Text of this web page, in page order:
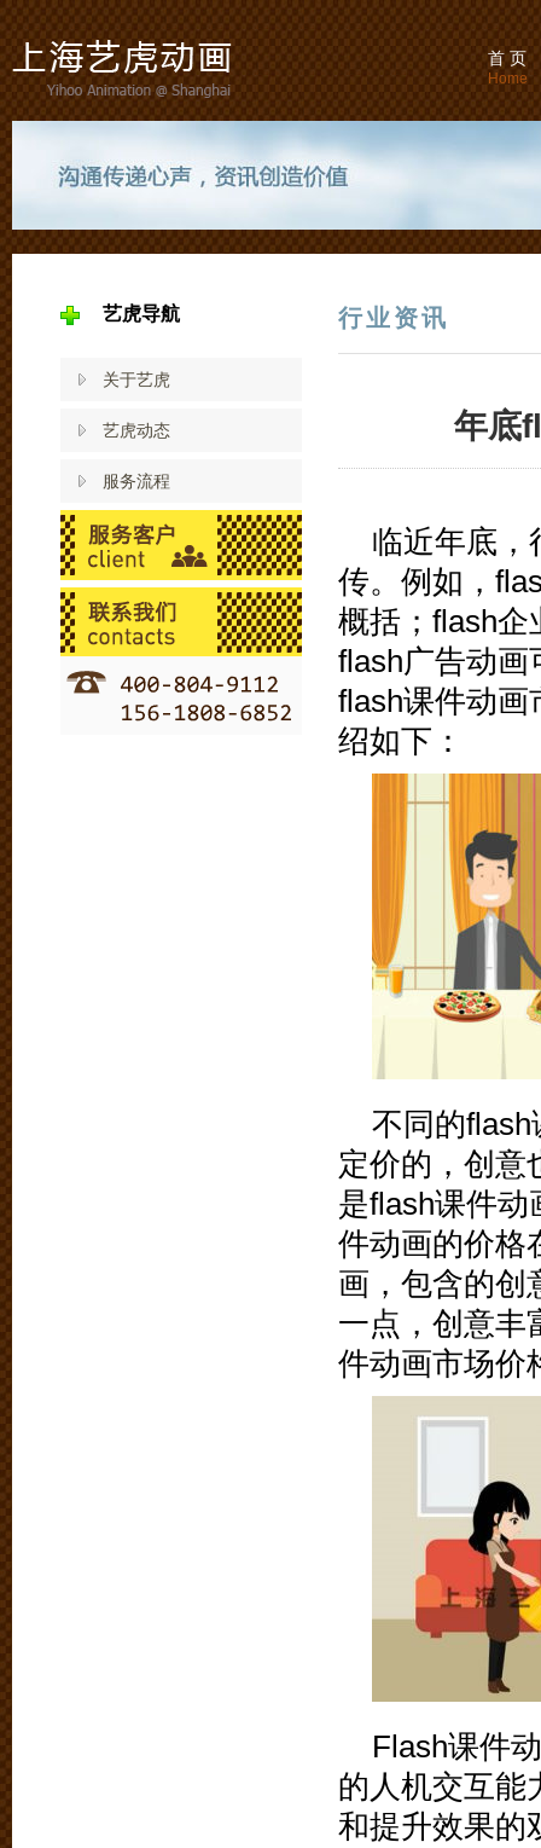
首 页
Home
艺虎导航
关于艺虎
艺虎动态
服务流程
行业资讯
年底
临近年底，
传。例如，
概括；flash企
flash广告动画
flash课件动画
绍如下：
不同的
定价的，创意
是flash课件动
件动画的价格
画，包含的创
一点，创意丰
件动画市场价
Flash课件
的人机交互能
和提升效果的